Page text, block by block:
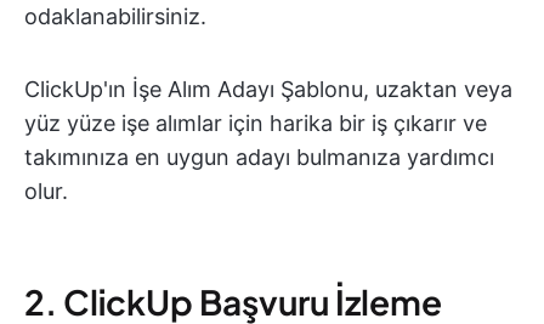
odaklanabilirsiniz.
ClickUp'ın İşe Alım Adayı Şablonu, uzaktan veya
yüz yüze işe alımlar için harika bir iş çıkarır ve
takımınıza en uygun adayı bulmanıza yardımcı
olur.
2. ClickUp Başvuru İzleme